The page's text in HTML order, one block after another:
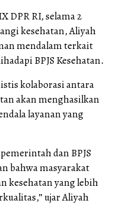
DPR RI, selama 2
kesehatan, Aliyah
mendalam terkait
BPJS Kesehatan.
kolaborasi antara
akan menghasilkan
layanan yang
dan BPJS
bahwa masyarakat
kesehatan yang lebih
ujar Aliyah